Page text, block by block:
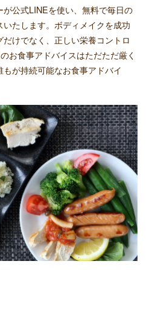
公式LINEを使い、無料で毎日の
たします。ボディメイクを成功
けでなく、正しい栄養コントロ
お食事アドバイスはただただ厳く
が持続可能なお食事アドバイ